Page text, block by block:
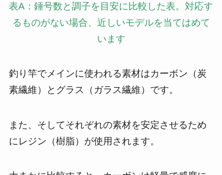
表A：錘号数と調子を目安に比較した表。対応す
るものがない場合、近しいモデルを当てはめて
います
釣り竿でメインに使われる素材はカーボン（炭
素繊維）とグラス（ガラス繊維）です。
また、そしてそれぞれの素材を安定させるため
にレジン（樹脂）が使用されます。